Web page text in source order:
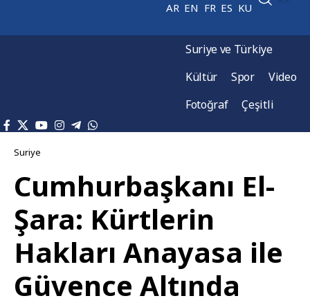
AR EN FR ES KU
Suriye ve Türkiye
Kültür
Spor
Video
Fotoğraf
Çeşitli
Suriye
Cumhurbaşkanı El-
Şara: Kürtlerin
Hakları Anayasa ile
Güvence Altında